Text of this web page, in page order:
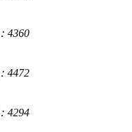
4360
4472
4294